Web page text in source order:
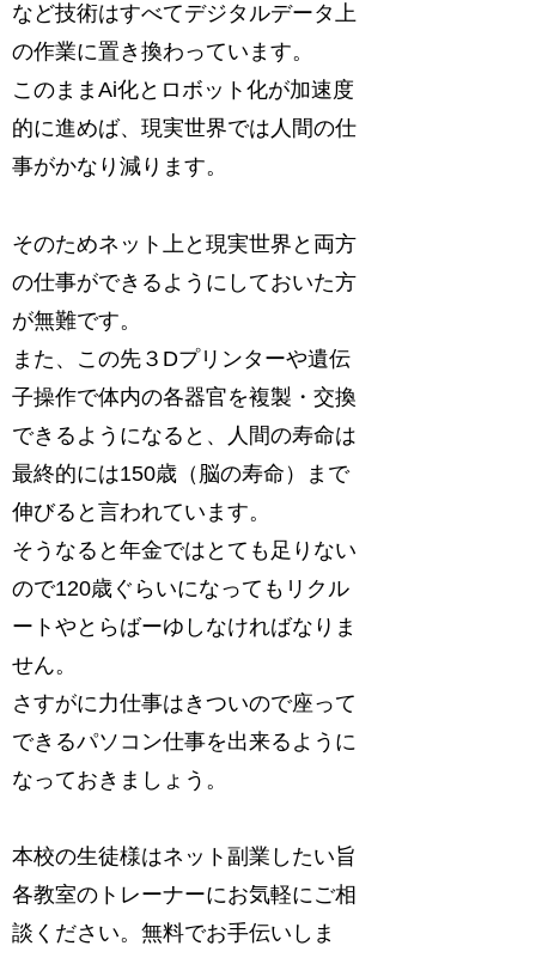
など技術はすべてデジタルデータ上
の作業に置き換わっています。
このままAi化とロボット化が加速度
的に進めば、現実世界では人間の仕
事がかなり減ります。
そのためネット上と現実世界と両方
の仕事ができるようにしておいた方
が無難です。
また、この先３Dプリンターや遺伝
子操作で体内の各器官を複製・交換
できるようになると、人間の寿命は
最終的には150歳（脳の寿命）まで
伸びると言われています。
そうなると年金ではとても足りない
ので120歳ぐらいになってもリクル
ートやとらばーゆしなければなりま
せん。
さすがに力仕事はきついので座って
できるパソコン仕事を出来るように
なっておきましょう。
本校の生徒様はネット副業したい旨
各教室のトレーナーにお気軽にご相
談ください。無料でお手伝いしま